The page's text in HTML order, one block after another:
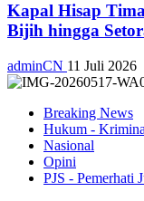
Kapal Hisap
Bijih hingga
adminCN 11 Juli 2026
Breaking News
Hukum -
Nasional
Opini
PJS - Pemerhati